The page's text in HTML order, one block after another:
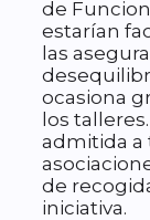
de
estarían
las
ocasiona
los
admitida a
de
iniciativa.